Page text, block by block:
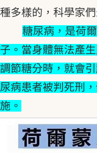
種多樣的，科學家
糖尿病，是荷
子。當身體無法產
調節糖分時，就會
尿病患者被判死刑
施。